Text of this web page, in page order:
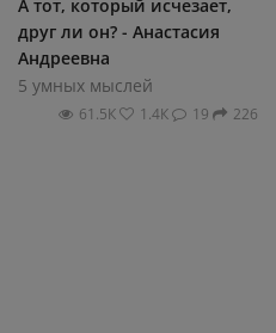
А тот, который исчезает,
друг ли он? - Анастасия
Андреевна
5 умных мыслей
61.5К 1.4К 19 226